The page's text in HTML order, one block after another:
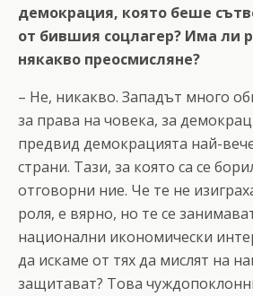
демокрация, която беше
от бившия соцлагер? Има ли
някакво преосмисляне?
– Не, никакво. Западът много
за права на човека, за
предвид демокрацията най-
страни. Тази, за която са се
отговорни ние. Че те не
роля, е вярно, но те се
национални икономически
да искаме от тях да мислят на
защитават? Това